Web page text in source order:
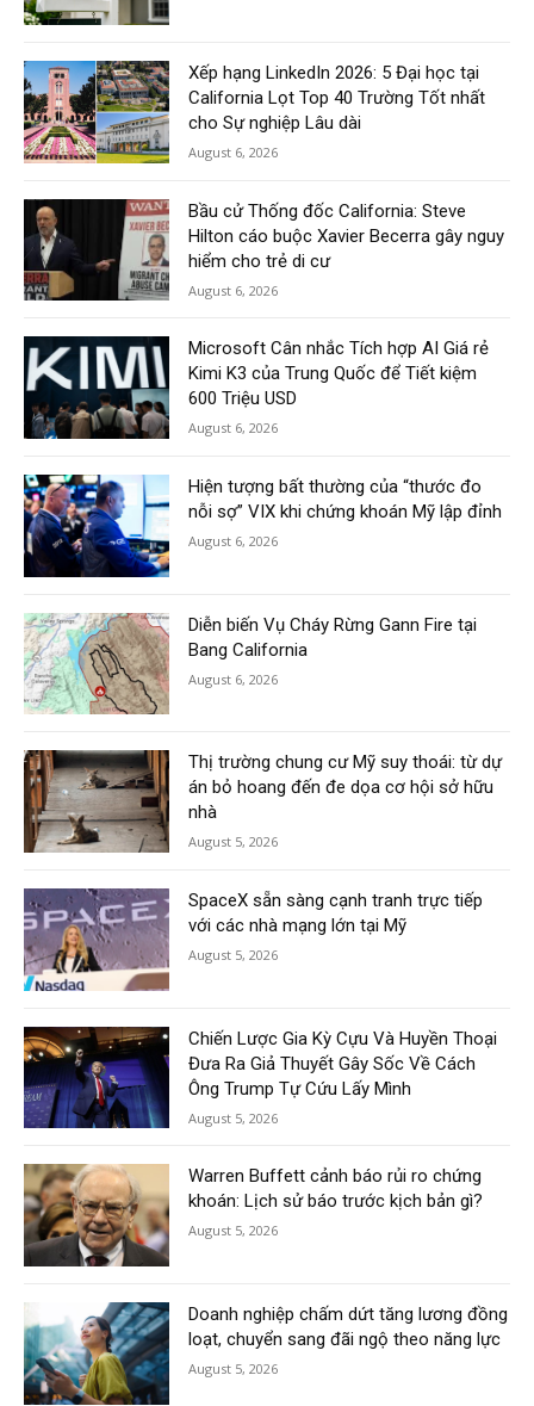
Xếp hạng LinkedIn 2026: 5 Đại học tại
California Lọt Top 40 Trường Tốt nhất
cho Sự nghiệp Lâu dài
August 6, 2026
Bầu cử Thống đốc California: Steve
Hilton cáo buộc Xavier Becerra gây nguy
hiểm cho trẻ di cư
August 6, 2026
Microsoft Cân nhắc Tích hợp AI Giá rẻ
Kimi K3 của Trung Quốc để Tiết kiệm
600 Triệu USD
August 6, 2026
Hiện tượng bất thường của “thước đo
nỗi sợ” VIX khi chứng khoán Mỹ lập đỉnh
August 6, 2026
Diễn biến Vụ Cháy Rừng Gann Fire tại
Bang California
August 6, 2026
Thị trường chung cư Mỹ suy thoái: từ dự
án bỏ hoang đến đe dọa cơ hội sở hữu
nhà
August 5, 2026
SpaceX sẵn sàng cạnh tranh trực tiếp
với các nhà mạng lớn tại Mỹ
August 5, 2026
Chiến Lược Gia Kỳ Cựu Và Huyền Thoại
Đưa Ra Giả Thuyết Gây Sốc Về Cách
Ông Trump Tự Cứu Lấy Mình
August 5, 2026
Warren Buffett cảnh báo rủi ro chứng
khoán: Lịch sử báo trước kịch bản gì?
August 5, 2026
Doanh nghiệp chấm dứt tăng lương đồng
loạt, chuyển sang đãi ngộ theo năng lực
August 5, 2026